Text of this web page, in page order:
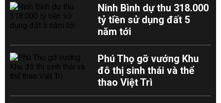
Ninh Bình dự thu 318.000
tỷ tiền sử dụng đất 5
năm tới
Phú Thọ gỡ vướng Khu
đô thị sinh thái và thể
thao Việt Trì